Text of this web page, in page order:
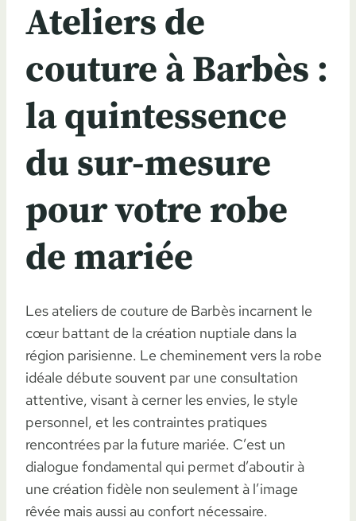
Ateliers de
couture à Barbès :
la quintessence
du sur-mesure
pour votre robe
de mariée
Les ateliers de couture de Barbès incarnent le
cœur battant de la création nuptiale dans la
région parisienne. Le cheminement vers la robe
idéale débute souvent par une consultation
attentive, visant à cerner les envies, le style
personnel, et les contraintes pratiques
rencontrées par la future mariée. C’est un
dialogue fondamental qui permet d’aboutir à
une création fidèle non seulement à l’image
rêvée mais aussi au confort nécessaire.